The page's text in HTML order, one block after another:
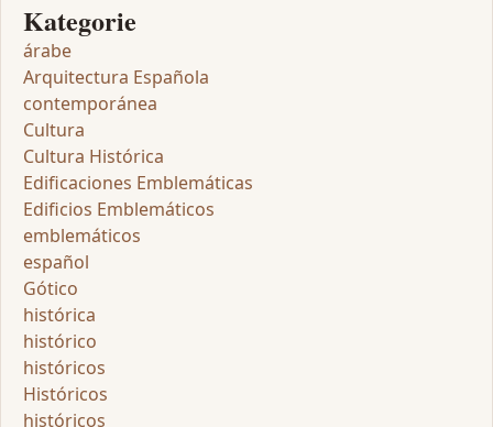
Kategorie
árabe
Arquitectura Española
contemporánea
Cultura
Cultura Histórica
Edificaciones Emblemáticas
Edificios Emblemáticos
emblemáticos
español
Gótico
histórica
histórico
históricos
Históricos
históricos